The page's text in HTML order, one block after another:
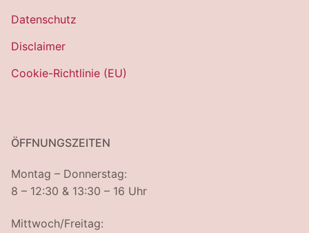
Datenschutz
Disclaimer
Cookie-Richtlinie (EU)
ÖFFNUNGSZEITEN
Montag – Donnerstag:
8 – 12:30 & 13:30 – 16 Uhr
Mittwoch/Freitag: